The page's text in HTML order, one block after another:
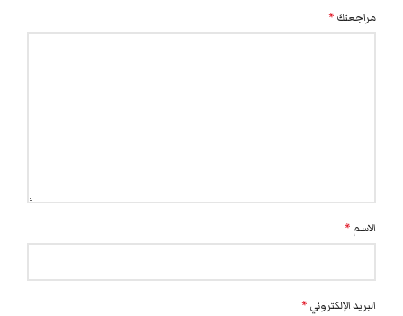
مراجعتك *
الاسم *
البريد الإلكتروني *